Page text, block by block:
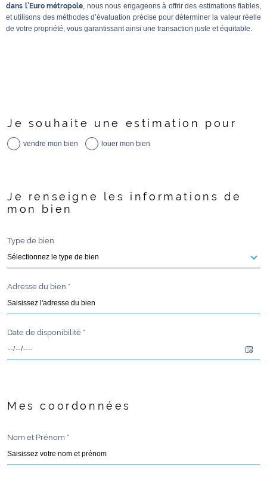
dans l’Euro métropole, nous nous engageons à offrir des estimations fiables,
et utilisons des méthodes d’évaluation précise pour déterminer la valeur réelle
de votre propriété, vous garantissant ainsi une transaction juste et équitable.
par
Je souhaite une estimation pour
vendre mon bien louer mon bien
par
défaut
Je renseigne les informations de
mon bien
Type de bien
Sélectionnez le type de bien
Adresse du bien *
Date de disponibilité *
par
Mes coordonnées
Nom et Prénom *